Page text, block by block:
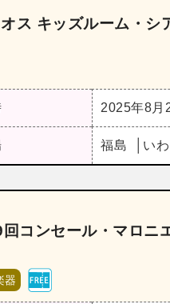
ス キッズルーム・シ
2025年8月
福島 い
コンセール・マロニ
器